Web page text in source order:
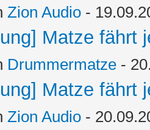
Zion Audio -
Matze fährt
Drummermatze -
Matze fährt
Zion Audio -